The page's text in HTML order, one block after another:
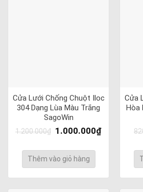
Cửa Lưới Chống Chuột Iloc
304 Dạng Lùa Màu Trắng
SagoWin
1.200.000₫ 1.000.000₫
Thêm vào giỏ hàng
Cửa
Hòa